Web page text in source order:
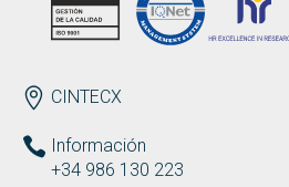
ENDEREZO ES
CINTECX
Información
+34 986 130 223